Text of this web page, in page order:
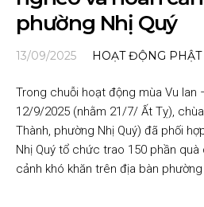
phường Nhị Quý
13/09/2025 HOẠT ĐỘNG PHẬT
Trong chuỗi hoạt động mùa Vu lan
12/9/2025 (nhằm 21/7/ Ất Tỵ),
Thành, phường Nhị Quý) đã phối
Nhị Quý tổ chức trao 150 phần
cảnh khó khăn trên địa bàn phường